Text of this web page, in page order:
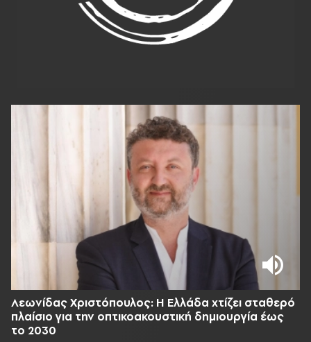
Λεωνίδας Χριστόπουλος: Η Ελλάδα χτίζει σταθερό
πλαίσιο για την οπτικοακουστική δημιουργία έως
το 2030